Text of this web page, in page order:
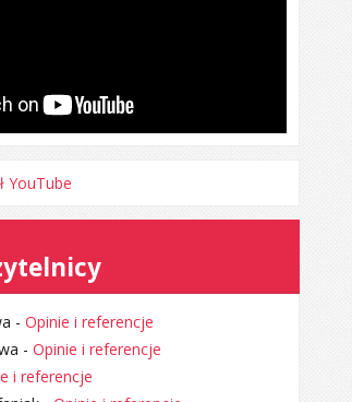
YouTube
- Opinie i referencje
- Opinie i referencje
i referencje